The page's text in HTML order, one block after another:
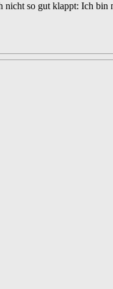
so gut klappt: Ich bin